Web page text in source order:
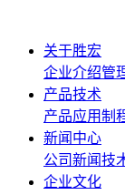
关于胜宏
企业介绍管
产品技术
产品应用制
新闻中心
公司新闻技
企业文化